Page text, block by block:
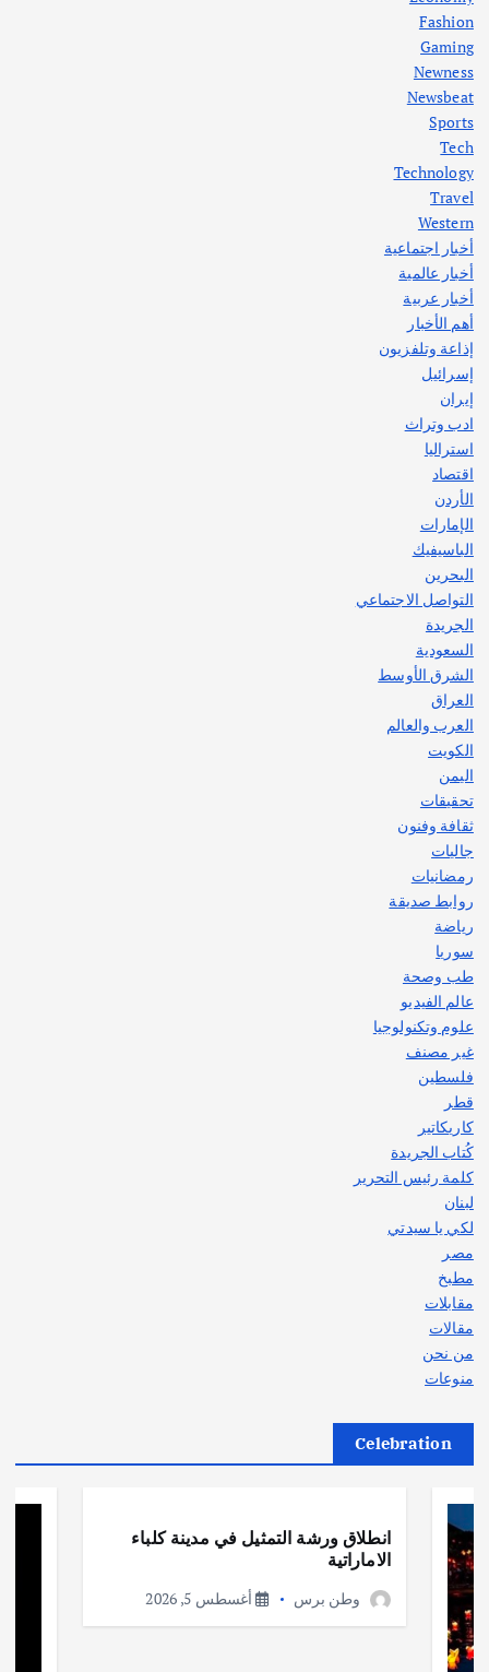
أهم الأخبار
اختتام ورشة السينوغرافيا في مدينة كلباء الاماراتية
أغسطس 3, 2026
Fashion
Gaming
Newness
Newsbeat
Sports
Tech
Technology
Travel
Western
أخبار اجتماعية
أخبار عالمية
أخبار عربية
أهم الأخبار
إذاعة وتلفزيون
إسرائيل
إيران
ادب وتراث
استراليا
اقتصاد
الأردن
الإمارات
الباسيفيك
البحرين
التواصل الاجتماعي
الجريدة
السعودية
الشرق الأوسط
العراق
العرب والعالم
الكويت
اليمن
تحقيقات
ثقافة وفنون
جاليات
رمضانيات
روابط صديقة
رياضة
سوريا
طب وصحة
عالم الفيديو
علوم وتكنولوجيا
غير مصنف
فلسطين
قطر
كاريكاتير
كُتاب الجريدة
كلمة رئيس التحرير
لبنان
لكي يا سيدتي
مصر
مطبخ
مقابلات
مقالات
من نحن
منوعات
Celebration
انطلاق ورشة التمثيل في مدينة كلباء
الاماراتية
وطن برس أغسطس 5, 2026